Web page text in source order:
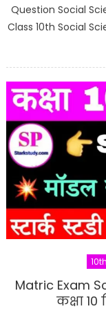
Question Social
Class 10th Social
Matric Exam
कक्षा